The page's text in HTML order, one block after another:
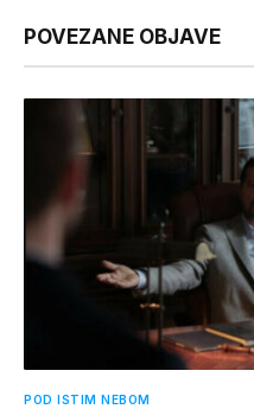
POVEZANE OBJAVE
POD ISTIM NEBOM